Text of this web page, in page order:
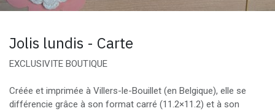
Jolis lundis - Carte
EXCLUSIVITE BOUTIQUE
Créée et imprimée à Villers-le-Bouillet (en Belgique), elle se
différencie grâce à son format carré (11.2×11.2) et à son